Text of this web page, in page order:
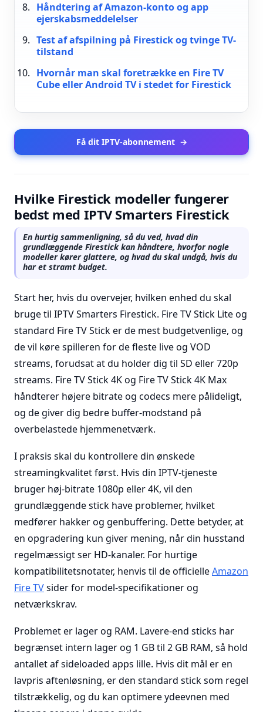
Håndtering af Amazon-konto og app
ejerskabsmeddelelser
Test af afspilning på Firestick og tvinge TV-
tilstand
Hvornår man skal foretrække en Fire TV
Cube eller Android TV i stedet for Firestick
Få dit IPTV-abonnement →
Hvilke Firestick modeller fungerer
bedst med IPTV Smarters Firestick
En hurtig sammenligning, så du ved, hvad din
grundlæggende Firestick kan håndtere, hvorfor nogle
modeller kører glattere, og hvad du skal undgå, hvis du
har et stramt budget.
Start her, hvis du overvejer, hvilken enhed du skal
bruge til IPTV Smarters Firestick. Fire TV Stick Lite og
standard Fire TV Stick er de mest budgetvenlige, og
de vil køre spilleren for de fleste live og VOD
streams, forudsat at du holder dig til SD eller 720p
streams. Fire TV Stick 4K og Fire TV Stick 4K Max
håndterer højere bitrate og codecs mere pålideligt,
og de giver dig bedre buffer-modstand på
overbelastede hjemmenetværk.
I praksis skal du kontrollere din ønskede
streamingkvalitet først. Hvis din IPTV-tjeneste
bruger høj-bitrate 1080p eller 4K, vil den
grundlæggende stick have problemer, hvilket
medfører hakker og genbuffering. Dette betyder, at
en opgradering kun giver mening, når din husstand
regelmæssigt ser HD-kanaler. For hurtige
kompatibilitetsnotater, henvis til de officielleAmazon
Fire TVsider for model-specifikationer og
netværkskrav.
Problemet er lager og RAM. Lavere-end sticks har
begrænset intern lager og 1 GB til 2 GB RAM, så hold
antallet af sideloaded apps lille. Hvis dit mål er en
lavpris aftenløsning, er den standard stick som regel
tilstrækkelig, og du kan optimere ydeevnen med